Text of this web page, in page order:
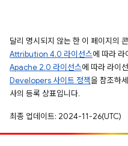
달리 명시되지 않는 한 이 페이지의
Attribution 4.0 라이선스에 따라 라
Apache 2.0 라이선스에 따라 라이
Developers 사이트 정책을 참조하
사의 등록 상표입니다.
최종 업데이트: 2024-11-26(UTC)